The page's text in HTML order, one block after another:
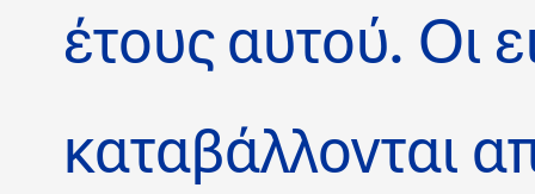
έτους αυτού. Οι
καταβάλλονται